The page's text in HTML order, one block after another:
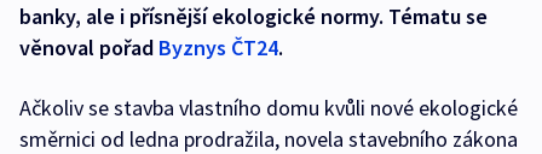
banky, ale i přísnější ekologické normy. Tématu se
věnoval pořad Byznys ČT24.
Ačkoliv se stavba vlastního domu kvůli nové ekologické
směrnici od ledna prodražila, novela stavebního zákona